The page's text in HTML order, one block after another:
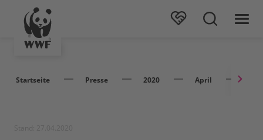
Startseite Presse 2020 April